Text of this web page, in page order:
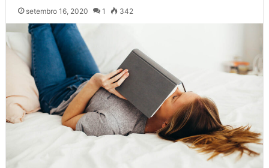
setembro 16, 2020 1 342